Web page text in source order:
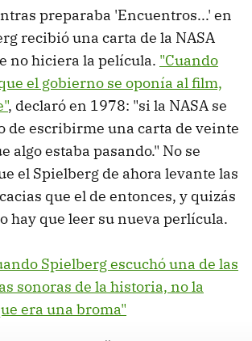
preparaba 'Encuentros...' en
recibió una carta de la NASA
no hiciera la película. "Cuando
el gobierno se oponía al film,
, declaró en 1978: "si la NASA se
de escribirme una carta de veinte
algo estaba pasando." No se
el Spielberg de ahora levante las
que el de entonces, y quizás
hay que leer su nueva perlícula.
Spielberg escuchó una de las
sonoras de la historia, no la
era una broma"